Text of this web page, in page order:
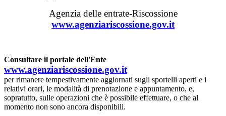
Agenzia delle entrate-Riscossione
www.agenziariscossione.gov.it
Consultare il portale dell'Ente
www.agenziariscossione.gov.it
per rimanere tempestivamente aggiornati sugli sportelli aperti e i
relativi orari, le modalità di prenotazione e appuntamento, e,
sopratutto, sulle operazioni che è possibile effettuare, o che al
momento non sono ancora disponibili.